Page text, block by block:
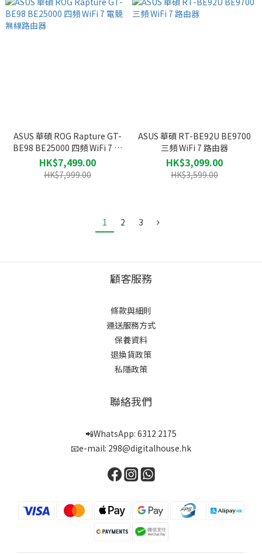
ASUS 華碩 ROG Rapture GT-
BE98 BE25000 四頻 WiFi 7 電
競無線路由器
HK$7,499.00
HK$7,999.00
ASUS 華碩 RT-BE92U BE9700
三頻 WiFi 7 路由器
HK$3,099.00
HK$3,599.00
1 2 3
顧客服務
條款與細則
運送服務方式
保養資料
退換貨政策
私隱政策
聯絡我們
📲WhatsApp: 6312 2175
📧e-mail: 298@digitalhouse.hk